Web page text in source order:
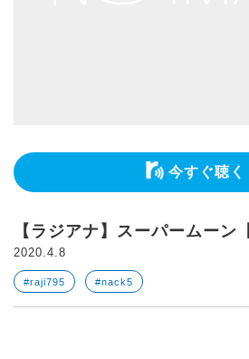
今すぐ聴く
【ラジアナ】スーパームーン
2020.4.8
#raji795 #nack5